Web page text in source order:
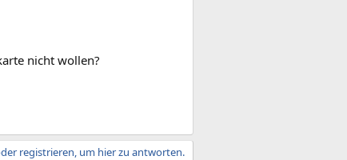
nicht wollen?
registrieren, um hier zu antworten.